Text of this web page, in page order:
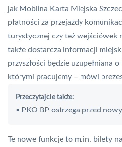
jak Mobilna Karta Miejska
płatności za przejazdy
turystycznej czy też wejściówek
także dostarcza informacji
przyszłości będzie uzupełniana
którymi pracujemy – mówi
Przeczytajcie także:
• PKO BP ostrzega przed
Te nowe funkcje to m.in. bilety